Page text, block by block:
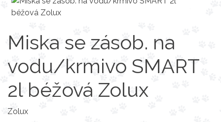
Miska se zásob. na
vodu/krmivo SMART
2l béžová Zolux
Zolux